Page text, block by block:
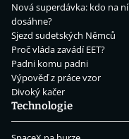
Nová superdávka: kdo na ní
dosáhne?
Sjezd sudetských Němců
Proč vláda zavádí EET?
Padni komu padni
Výpověď z práce vzor
Divoký kačer
Technologie